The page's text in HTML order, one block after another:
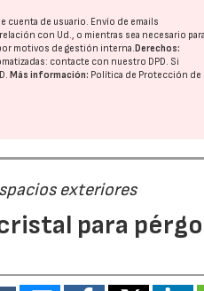
cuenta de usuario. Envío de emails
con Ud., o mientras sea necesario para
motivos de gestión interna. Derechos:
contacte con nuestro DPD. Si
. Más información: Política de Protección de
exteriores
para